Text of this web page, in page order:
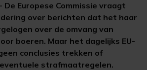
De Europese Commissie vraagt
over berichten dat het haar
over de omvang van
boeren. Maar het dagelijks EU-
conclusies trekken of
strafmaatregelen.